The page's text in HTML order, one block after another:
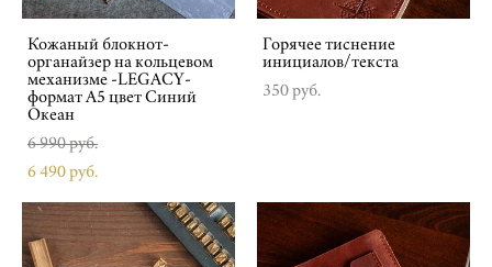
Кожаный блокнот-
органайзер на кольцевом
механизме -LEGACY-
формат А5 цвет Синий
Океан
6 990 pуб.
6 490 pуб.
Горячее тиснение
инициалов/текста
350 pуб.